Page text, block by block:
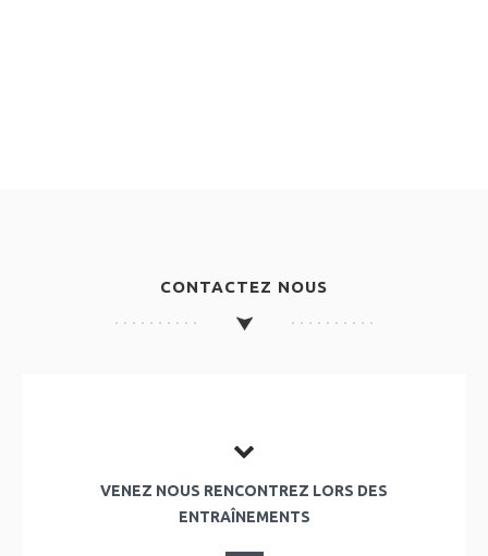
CONTACTEZ NOUS
VENEZ NOUS RENCONTREZ LORS DES
ENTRAÎNEMENTS